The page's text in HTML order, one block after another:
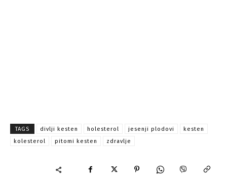
TAGS divlji kesten holesterol jesenji plodovi
kesten
kolesterol
pitomi kesten zdravlje